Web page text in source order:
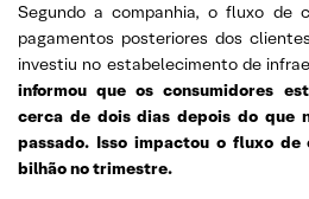
Segundo a companhia, o fluxo de
pagamentos posteriores dos
investiu no estabelecimento de
informou que os consumidores
cerca de dois dias depois do que
passado. Isso impactou o fluxo de
bilhão no trimestre.